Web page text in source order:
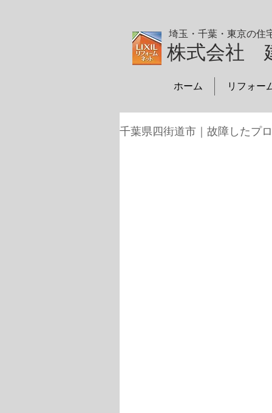
埼玉・千葉・東京の住
株式会社
ホーム リフォー
千葉県四街道市｜故障したプ